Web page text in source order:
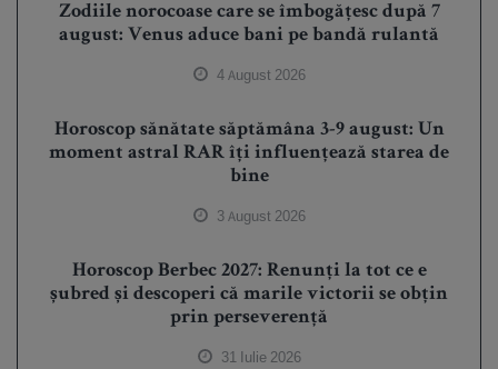
Zodiile norocoase care se îmbogățesc după 7
august: Venus aduce bani pe bandă rulantă
4 August 2026
Horoscop sănătate săptămâna 3-9 august: Un
moment astral RAR îți influențează starea de
bine
3 August 2026
Horoscop Berbec 2027: Renunți la tot ce e
șubred și descoperi că marile victorii se obțin
prin perseverență
31 Iulie 2026